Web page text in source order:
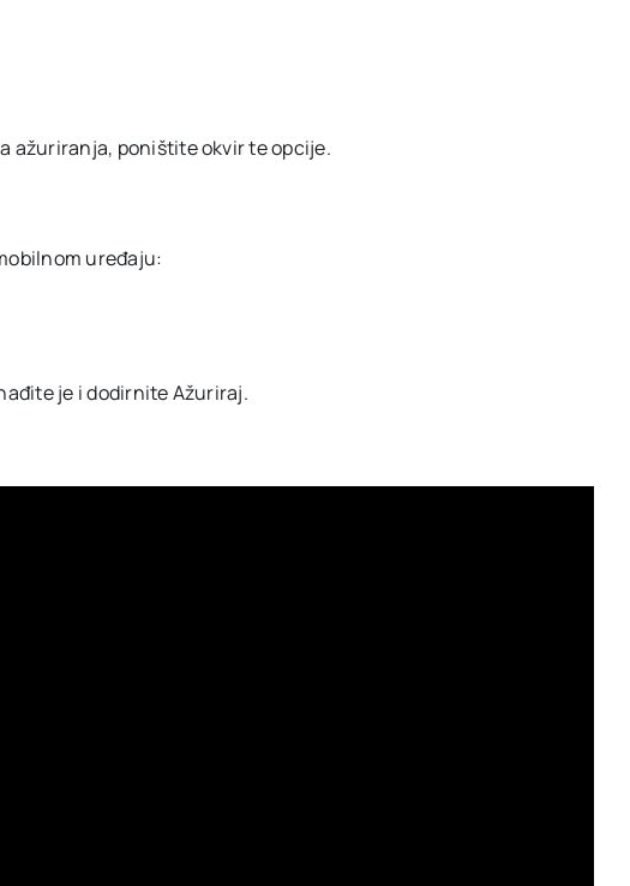
ažuriranja, poništite okvir te opcije.
uređaju:
je i dodirnite Ažuriraj.